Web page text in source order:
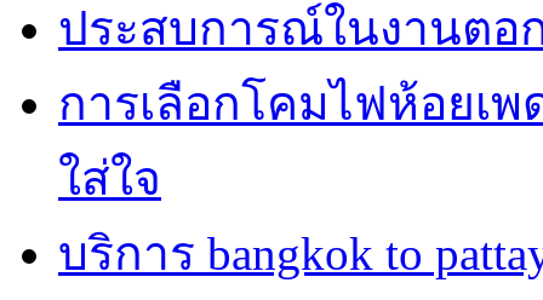
ประสบการณ์ในงานตอ
การเลือกโคมไฟห้อยเ
ใส่ใจ
บริการ bangkok to